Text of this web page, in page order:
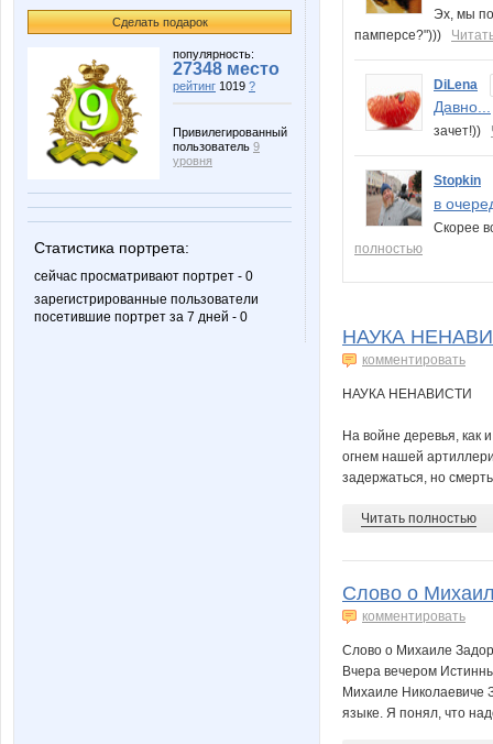
Сделать подарок
популярность:
27348 место
рейтинг 1019 ?
Привилегированный
пользователь 9
уровня
Статистика портрета:
сейчас просматривают портрет - 0
зарегистрированные пользователи
посетившие портрет за 7 дней - 0
Эх, мы
памперсе?")))
DiLena
Давно...
зачет!))
Stopkin
в
Скорее
полностью
НАУКА
комментировать
НАУКА НЕНАВИСТИ
На войне деревья, как
огнем нашей
задержаться, но
Читать полностью
Слово о
комментировать
Слово о Михаиле
Вчера вечером
Михаиле Николаевиче
языке. Я понял, что